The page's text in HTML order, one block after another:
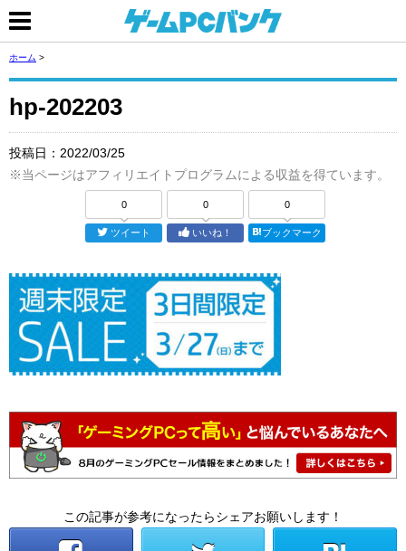
ホーム >
hp-202203
投稿日： 2022/03/25
※当ページはアフィリエイトプログラムによる収益を得ています。
0
ツイート
0
いいね！
0
ブックマーク
この記事が参考になったらシェアお願いします！